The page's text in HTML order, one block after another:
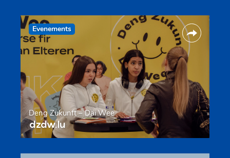
Evenements
Deng Zukunft – Däi Wee
dzdw.lu